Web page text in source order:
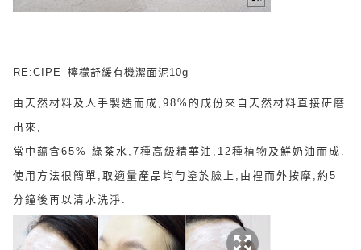
RE:CIPE–檸檬舒緩有機潔面泥10g
由天然材料及人手製造而成,98%的成份來自天然材料直接研磨
出來,
當中蘊含65% 綠茶水,7種高級精華油,12種植物及鮮奶油而成.
使用方法很簡單,取適量產品均勻塗於臉上,由裡而外按摩,約5
分鐘後再以清水洗淨.